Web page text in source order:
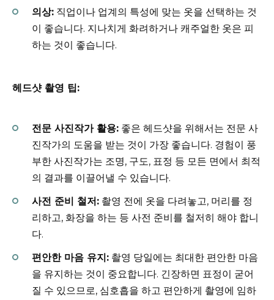
의상: 직업이나 업계의 특성에 맞는 옷을 선택하는 것
이 좋습니다. 지나치게 화려하거나 캐주얼한 옷은 피
하는 것이 좋습니다.
헤드샷 촬영 팁:
전문 사진작가 활용: 좋은 헤드샷을 위해서는 전문 사
진작가의 도움을 받는 것이 가장 좋습니다. 경험이 풍
부한 사진작가는 조명, 구도, 표정 등 모든 면에서 최적
의 결과를 이끌어낼 수 있습니다.
사전 준비 철저: 촬영 전에 옷을 다려놓고, 머리를 정
리하고, 화장을 하는 등 사전 준비를 철저히 해야 합니
다.
편안한 마음 유지: 촬영 당일에는 최대한 편안한 마음
을 유지하는 것이 중요합니다. 긴장하면 표정이 굳어
질 수 있으므로, 심호흡을 하고 편안하게 촬영에 임하